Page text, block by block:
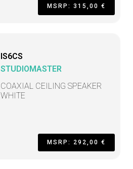
MSRP: 315,00 €
IS6CS
STUDIOMASTER
COAXIAL CEILING SPEAKER
WHITE
MSRP: 292,00 €